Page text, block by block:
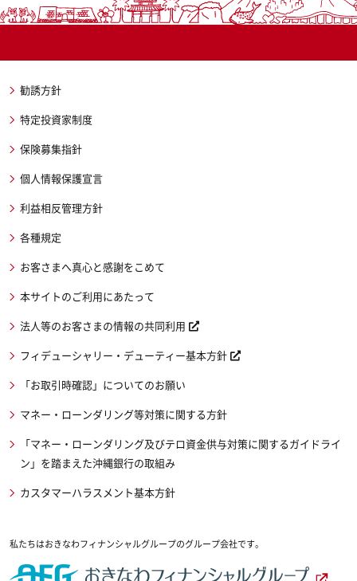
私たちはおきなわフィナンシャルグループのグループ会社です。
勧誘方針
特定投資家制度
保険募集指針
個人情報保護宣言
利益相反管理方針
各種規定
お客さまへ真心と感謝をこめて
本サイトのご利用にあたって
法人等のお客さまの情報の共同利用
フィデューシャリー・デューティー基本方針
「お取引時確認」についてのお願い
マネー・ローンダリング等対策に関する方針
「マネー・ローンダリング及びテロ資金供与対策に関するガイドライ
ン」を踏まえた沖縄銀行の取組み
カスタマーハラスメント基本方針